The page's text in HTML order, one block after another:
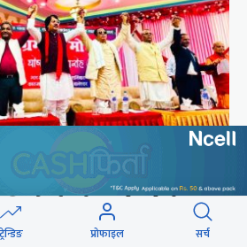
मोर्चाबन्दीमा जुटे मधेशी-
ट्रेन्डिङ प्रोफाइल सर्च